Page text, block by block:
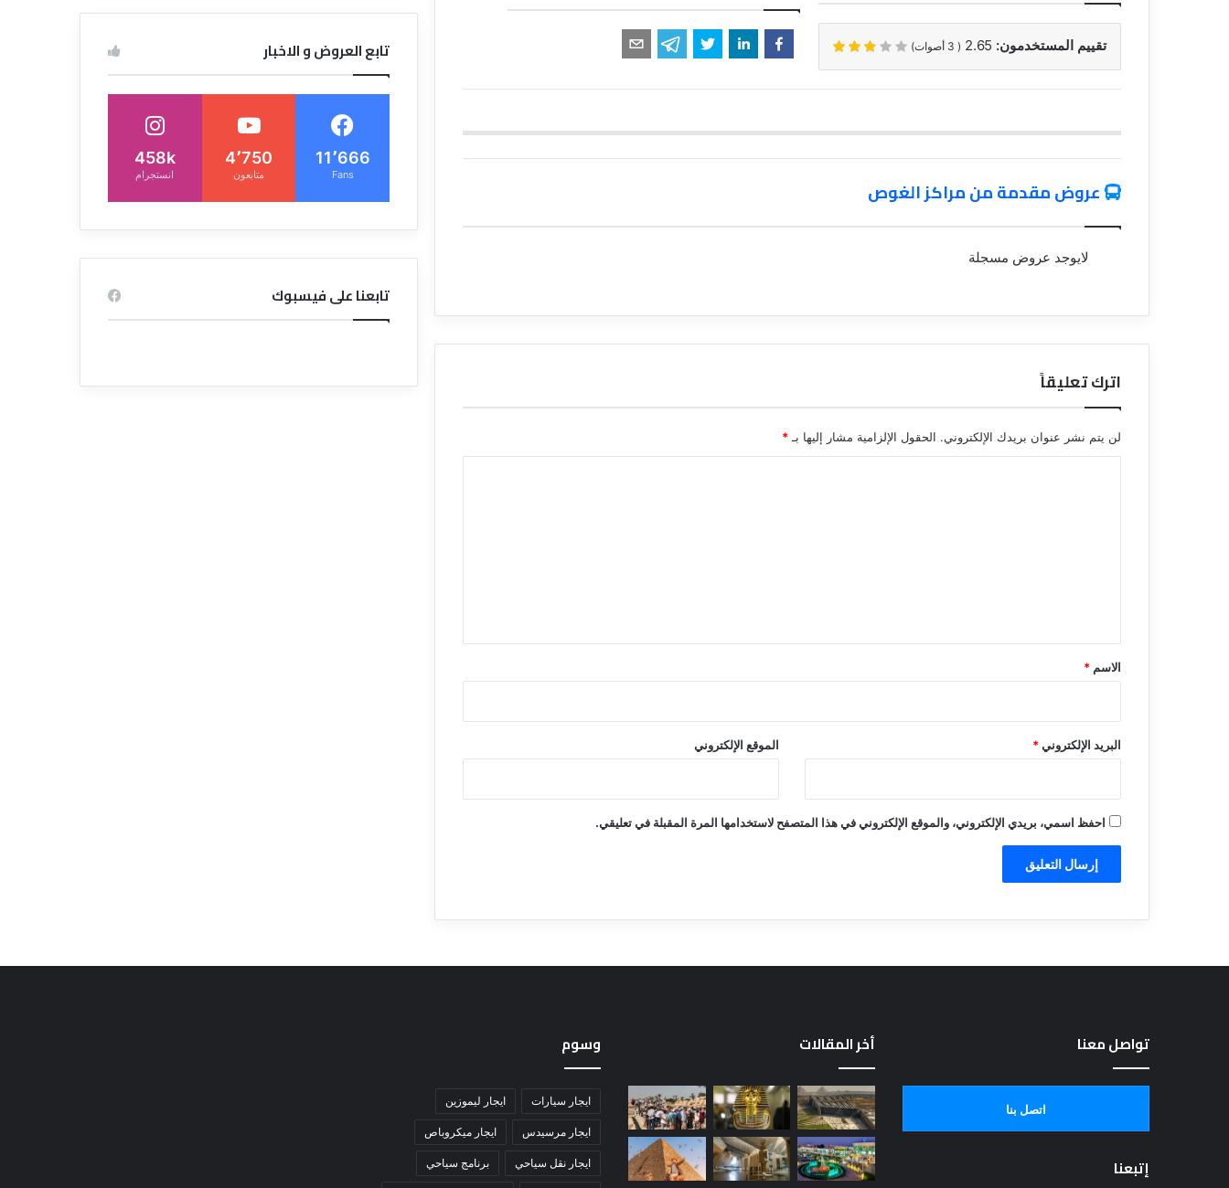
تقييم المستخدمون: 2.65
(
3 أصوات)
عروض مقدمة من مراكز الغوص
لايوجد عروض مسجلة
اترك تعليقاً
لن يتم نشر عنوان بريدك الإلكتروني. الحقول الإلزامية مشار إليها بـ*
*
الاسم *
البريد الإلكتروني* الموقع الإلكتروني
احفظ اسمي، بريدي الإلكتروني، والموقع الإلكتروني في هذا المتصفح لاستخدامها المرة المقبلة في تعليقي.
تابع العروض و الاخبار
11٬666
Fans
4٬750
متابعون
458k
انستجرام
تابعنا على فيسبوك
تواصل معنا
اتصل بنا
إتبعنا
أخر المقالات وسوم
ايجار سيارات ايجار ليموزين
ايجار مرسيدس ايجار ميكروباص
ايجار نقل سياحي برنامج سياحي